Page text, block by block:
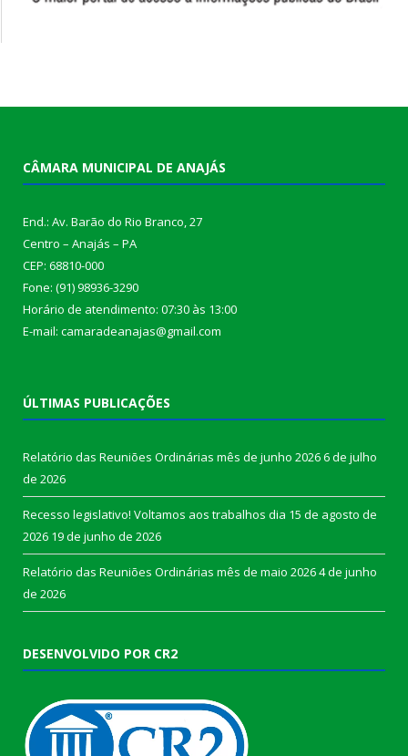
CÂMARA MUNICIPAL DE ANAJÁS
End.: Av. Barão do Rio Branco, 27
Centro – Anajás – PA
CEP: 68810-000
Fone: (91) 98936-3290
Horário de atendimento: 07:30 às 13:00
E-mail: camaradeanajas@gmail.com
ÚLTIMAS PUBLICAÇÕES
Relatório das Reuniões Ordinárias mês de junho 20266 de julho
de 2026
Recesso legislativo! Voltamos aos trabalhos dia 15 de agosto de
2026 19 de junho de 2026
Relatório das Reuniões Ordinárias mês de maio 20264 de junho
de 2026
DESENVOLVIDO POR CR2